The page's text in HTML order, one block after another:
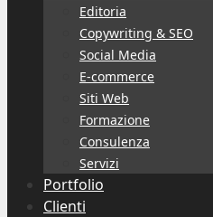
Editoria
Copywriting & SEO
Social Media
E-commerce
Siti Web
Formazione
Consulenza
Servizi
Portfolio
Clienti